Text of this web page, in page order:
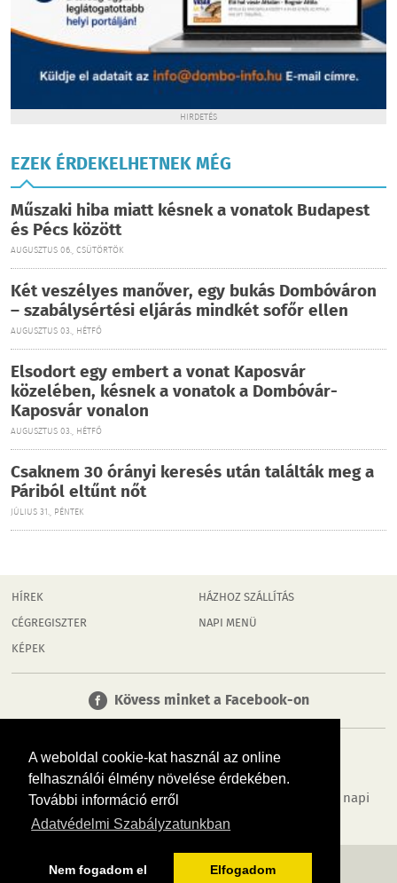
A weboldal cookie-kat használ az online
felhasználói élmény növelése érdekében.
További információ erről
Adatvédelmi Szabályzatunkban
Nem fogadom el Elfogadom
HIRDETÉS
EZEK ÉRDEKELHETNEK MÉG
Műszaki hiba miatt késnek a vonatok Budapest
és Pécs között
AUGUSZTUS 06., CSÜTÖRTÖK
Két veszélyes manőver, egy bukás Dombóváron
– szabálysértési eljárás mindkét sofőr ellen
AUGUSZTUS 03., HÉTFŐ
Elsodort egy embert a vonat Kaposvár
közelében, késnek a vonatok a Dombóvár-
Kaposvár vonalon
AUGUSZTUS 03., HÉTFŐ
Csaknem 30 órányi keresés után találták meg a
Páriból eltűnt nőt
JÚLIUS 31., PÉNTEK
HÍREK
CÉGREGISZTER
KÉPEK
HÁZHOZ SZÁLLÍTÁS
NAPI MENÜ
Kövess minket a Facebook-on
Tudj meg többet városodról! Hírek, programok, képek, napi
menü, cégek…. és minden, ami Dombóvár
MÉDIAAJÁNLÓ ADATVÉDELEM IMPRESSZUM RÓLUNK